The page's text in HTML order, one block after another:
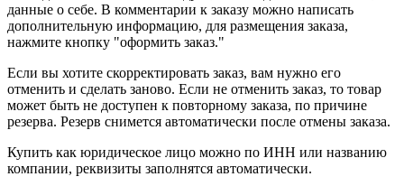
данные о себе. В комментарии к заказу можно написать
дополнительную информацию, для размещения заказа,
нажмите кнопку "оформить заказ."
Если вы хотите скорректировать заказ, вам нужно его
отменить и сделать заново. Если не отменить заказ, то товар
может быть не доступен к повторному заказа, по причине
резерва. Резерв снимется автоматически после отмены заказа.
Купить как юридическое лицо можно по ИНН или названию
компании, реквизиты заполнятся автоматически.